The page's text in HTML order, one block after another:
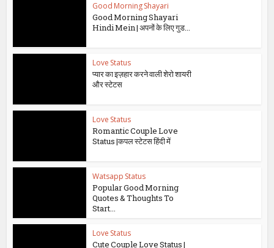
Good Morning Shayari
Good Morning Shayari
Hindi Mein | अपनों के लिए गुड...
Love Status
प्यार का इज़हार करने वाली शेरो शायरी
और स्टेटस
Love Status
Romantic Couple Love
Status |कपल स्टेटस हिंदी में
Watsapp Status
Popular Good Morning
Quotes & Thoughts To
Start...
Love Status
Cute Couple Love Status |